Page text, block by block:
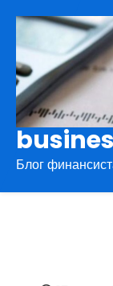
содержимому
Блог